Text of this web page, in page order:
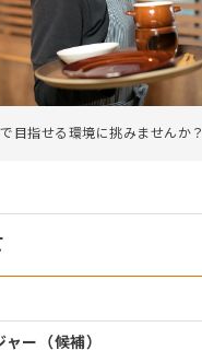
目指せる環境に挑みませんか？
ー（候補）